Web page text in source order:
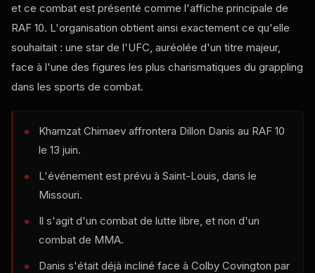
et ce combat est présenté comme l'affiche principale de
RAF 10. L'organisation obtient ainsi exactement ce qu'elle
souhaitait : une star de l'UFC, auréolée d'un titre majeur,
face à l'une des figures les plus charismatiques du grappling
dans les sports de combat.
Khamzat Chimaev affrontera Dillon Danis au RAF 10
le 13 juin.
L'événement est prévu à Saint-Louis, dans le
Missouri.
Il s'agit d'un combat de lutte libre, et non d'un
combat de MMA.
Danis s'était déjà incliné face à Colby Covington par